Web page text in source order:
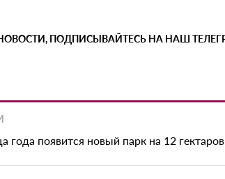
ПОДПИСЫВАЙТЕСЬ НА НАШ
года появится новый парк на 12 гектаров